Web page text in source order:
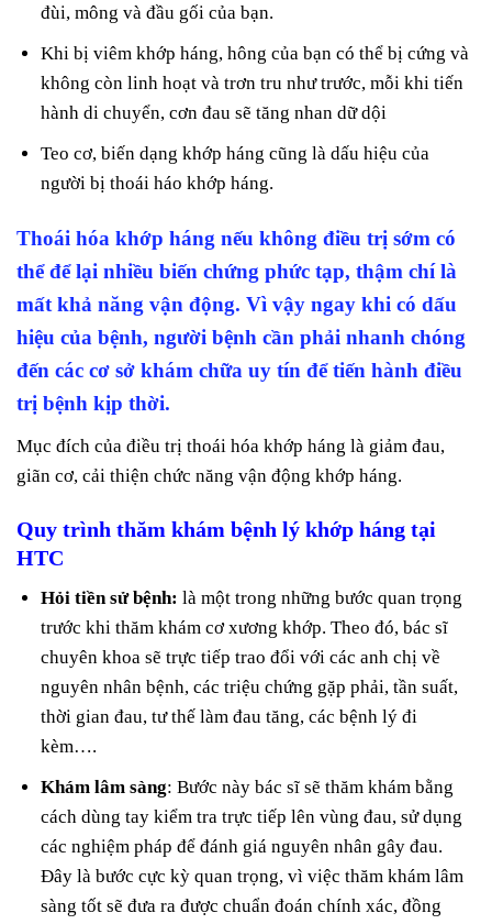
đùi, mông và đầu gối của bạn.
Khi bị viêm khớp háng, hông của bạn có thể bị cứng và
không còn linh hoạt và trơn tru như trước, mỗi khi tiến
hành di chuyển, cơn đau sẽ tăng nhan dữ dội
Teo cơ, biến dạng khớp háng cũng là dấu hiệu của
người bị thoái háo khớp háng.
Thoái hóa khớp háng nếu không điều trị sớm có
thể để lại nhiều biến chứng phức tạp, thậm chí là
mất khả năng vận động. Vì vậy ngay khi có dấu
hiệu của bệnh, người bệnh cần phải nhanh chóng
đến các cơ sở khám chữa uy tín để tiến hành điều
trị bệnh kịp thời.
Mục đích của điều trị thoái hóa khớp háng là giảm đau,
giãn cơ, cải thiện chức năng vận động khớp háng.
Quy trình thăm khám bệnh lý khớp háng tại
HTC
Hỏi tiền sử bệnh: là một trong những bước quan trọng
trước khi thăm khám cơ xương khớp. Theo đó, bác sĩ
chuyên khoa sẽ trực tiếp trao đổi với các anh chị về
nguyên nhân bệnh, các triệu chứng gặp phải, tần suất,
thời gian đau, tư thế làm đau tăng, các bệnh lý đi
kèm….
Khám lâm sàng: Bước này bác sĩ sẽ thăm khám bằng
cách dùng tay kiểm tra trực tiếp lên vùng đau, sử dụng
các nghiệm pháp để đánh giá nguyên nhân gây đau.
Đây là bước cực kỳ quan trọng, vì việc thăm khám lâm
sàng tốt sẽ đưa ra được chuẩn đoán chính xác, đồng